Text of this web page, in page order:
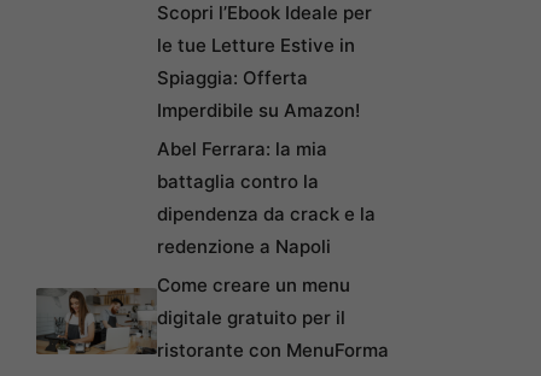
Scopri l’Ebook Ideale per
le tue Letture Estive in
Spiaggia: Offerta
Imperdibile su Amazon!
Abel Ferrara: la mia
battaglia contro la
dipendenza da crack e la
redenzione a Napoli
Come creare un menu
digitale gratuito per il
ristorante con MenuForma